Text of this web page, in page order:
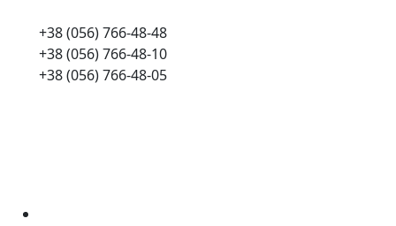
+38 (056) 766-48-48
+38 (056) 766-48-10
+38 (056) 766-48-05